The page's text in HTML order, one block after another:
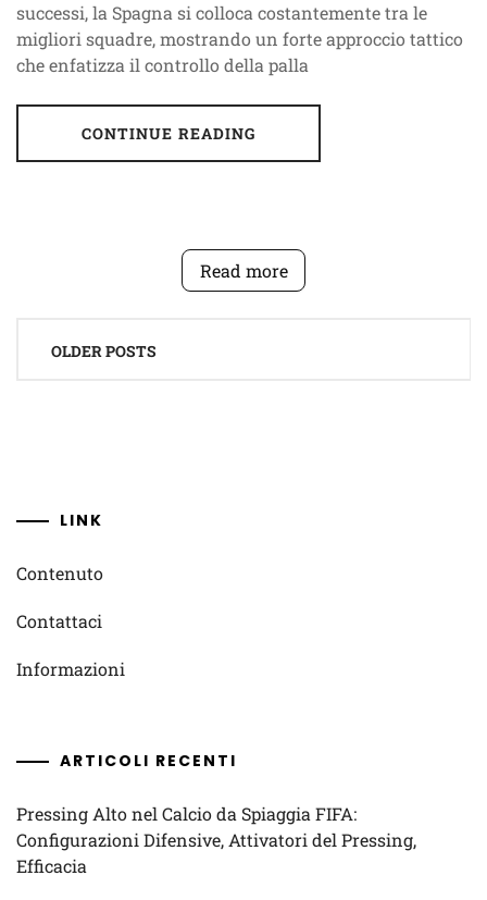
successi, la Spagna si colloca costantemente tra le
migliori squadre, mostrando un forte approccio tattico
che enfatizza il controllo della palla
CONTINUE READING
Read more
navigation
OLDER POSTS
LINK
Contenuto
Contattaci
Informazioni
ARTICOLI RECENTI
Pressing Alto nel Calcio da Spiaggia FIFA:
Configurazioni Difensive, Attivatori del Pressing,
Efficacia